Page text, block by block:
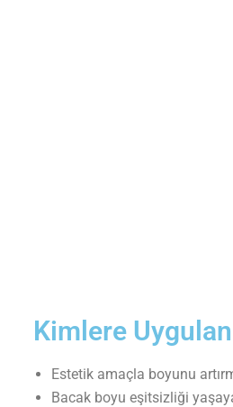
Kimlere
Estetik amaçla boyunu
Bacak boyu eşitsizliği